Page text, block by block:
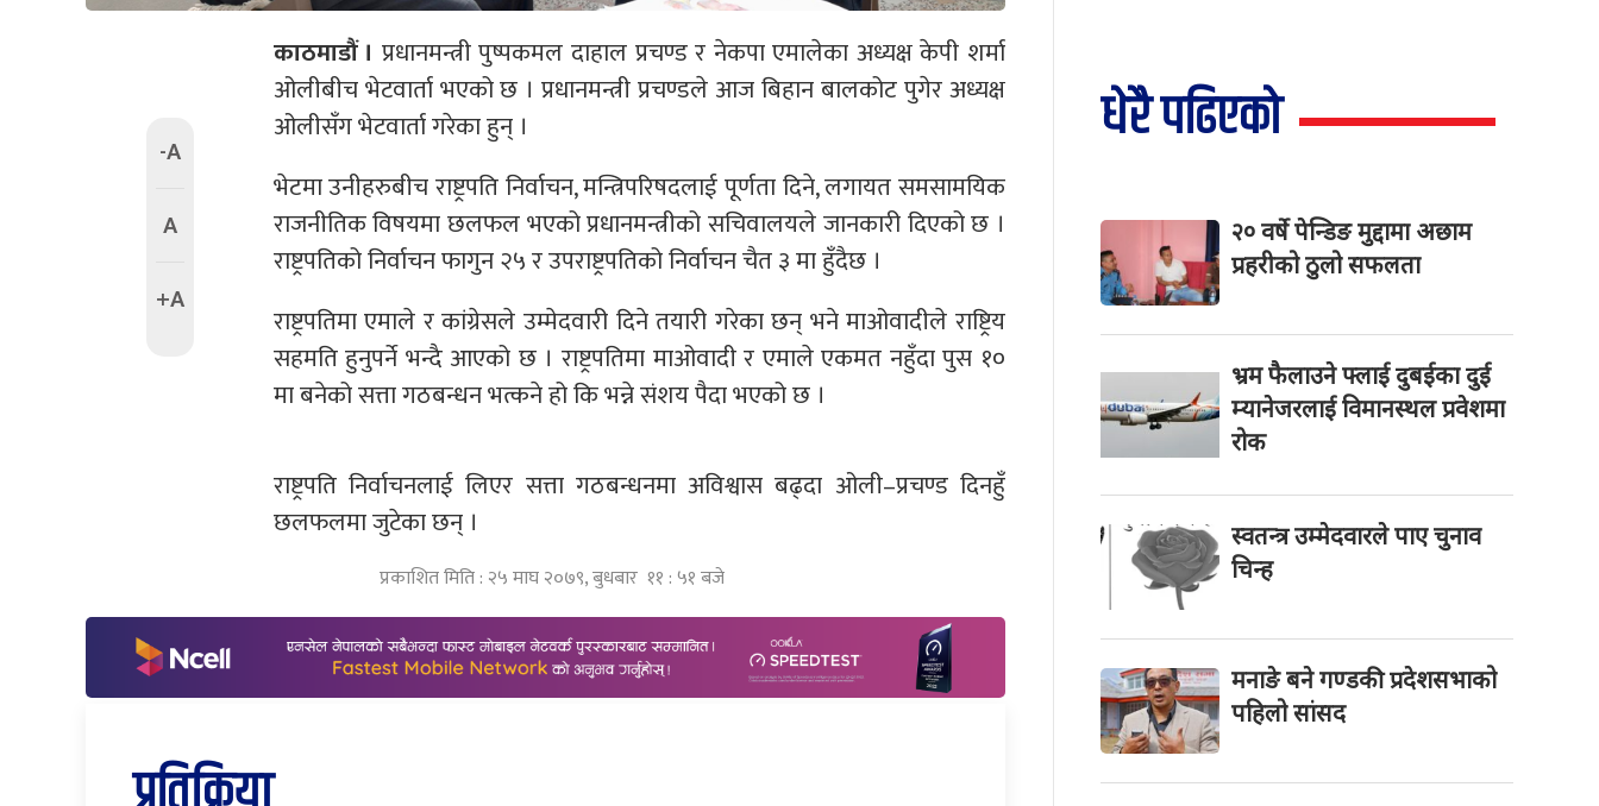
-A
A
+A
काठमाडौं । प्रधानमन्त्री पुष्पकमल दाहाल प्रचण्ड र नेकपा एमालेका अध्यक्ष केपी शर्मा
ओलीबीच भेटवार्ता भएको छ । प्रधानमन्त्री प्रचण्डले आज बिहान बालकोट पुगेर अध्यक्ष
ओलीसँग भेटवार्ता गरेका हुन् ।
भेटमा उनीहरुबीच राष्ट्रपति निर्वाचन, मन्त्रिपरिषदलाई पूर्णता दिने, लगायत समसामयिक
राजनीतिक विषयमा छलफल भएको प्रधानमन्त्रीको सचिवालयले जानकारी दिएको छ ।
राष्ट्रपतिको निर्वाचन फागुन २५ र उपराष्ट्रपतिको निर्वाचन चैत ३ मा हुँदैछ ।
राष्ट्रपतिमा एमाले र कांग्रेसले उम्मेदवारी दिने तयारी गरेका छन् भने माओवादीले राष्ट्रिय
सहमति हुनुपर्ने भन्दै आएको छ । राष्ट्रपतिमा माओवादी र एमाले एकमत नहुँदा पुस १०
मा बनेको सत्ता गठबन्धन भत्कने हो कि भन्ने संशय पैदा भएको छ ।
राष्ट्रपति निर्वाचनलाई लिएर सत्ता गठबन्धनमा अविश्वास बढ्दा ओली–प्रचण्ड दिनहुँ
छलफलमा जुटेका छन् ।
प्रकाशित मिति : २५ माघ २०७९, बुधबार ११ : ५१ बजे
धेरै पढिएको
२० वर्षे पेन्डिङ मुद्दामा अछाम
प्रहरीको ठुलो सफलता
भ्रम फैलाउने फ्लाई दुबईका दुई
म्यानेजरलाई विमानस्थल प्रवेशमा
रोक
स्वतन्त्र उम्मेदवारले पाए चुनाव
चिन्ह
मनाङे बने गण्डकी प्रदेशसभाको
पहिलो सांसद